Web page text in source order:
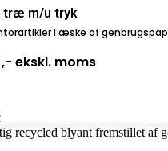
træ m/u tryk
i æske af genbrugspap
ekskl. moms